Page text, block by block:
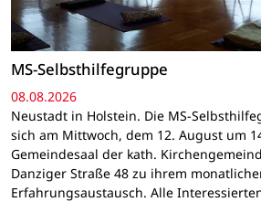
MS-Selbsthilfegruppe
08.08.2026
Neustadt in Holstein. Die MS-
sich am Mittwoch, dem 12. August um
Gemeindesaal der kath.
Danziger Straße 48 zu ihrem
Erfahrungsaustausch. Alle